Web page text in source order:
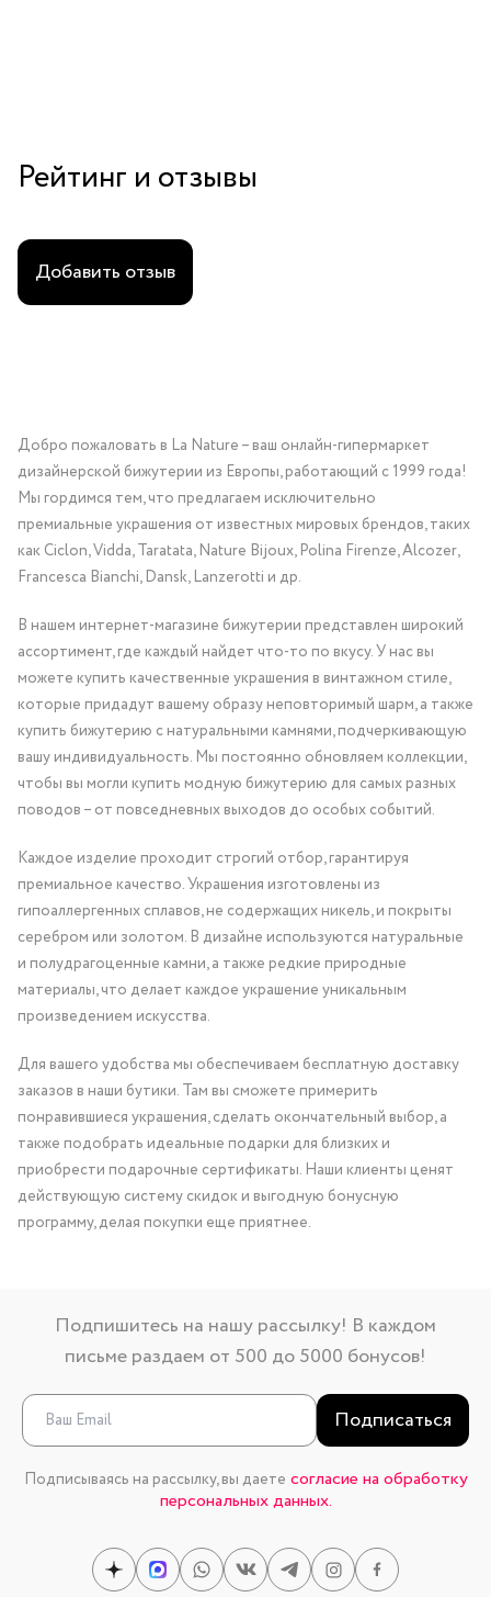
Рейтинг и отзывы
Добавить отзыв
Добро пожаловать в La Nature – ваш онлайн-гипермаркет
дизайнерской бижутерии из Европы, работающий с 1999 года!
Мы гордимся тем, что предлагаем исключительно
премиальные украшения от известных мировых брендов, таких
как Ciclon, Vidda, Taratata, Nature Bijoux, Polina Firenze, Alcozer,
Francesca Bianchi, Dansk, Lanzerotti и др.
В нашем интернет-магазине бижутерии представлен широкий
ассортимент, где каждый найдет что-то по вкусу. У нас вы
можете купить качественные украшения в винтажном стиле,
которые придадут вашему образу неповторимый шарм, а также
купить бижутерию с натуральными камнями, подчеркивающую
вашу индивидуальность. Мы постоянно обновляем коллекции,
чтобы вы могли купить модную бижутерию для самых разных
поводов – от повседневных выходов до особых событий.
Каждое изделие проходит строгий отбор, гарантируя
премиальное качество. Украшения изготовлены из
гипоаллергенных сплавов, не содержащих никель, и покрыты
серебром или золотом. В дизайне используются натуральные
и полудрагоценные камни, а также редкие природные
материалы, что делает каждое украшение уникальным
произведением искусства.
Для вашего удобства мы обеспечиваем бесплатную доставку
заказов в наши бутики. Там вы сможете примерить
понравившиеся украшения, сделать окончательный выбор, а
также подобрать идеальные подарки для близких и
приобрести подарочные сертификаты. Наши клиенты ценят
действующую систему скидок и выгодную бонусную
программу, делая покупки еще приятнее.
Подпишитесь на нашу рассылку! В каждом
письме раздаем от 500 до 5000 бонусов!
Подписаться
Подписываясь на рассылку, вы даете согласие на обработку
персональных данных.